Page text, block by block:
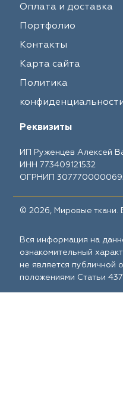
Оплата и доставка
Портфолио
Контакты
Карта сайта
Политика
Реквизиты
ИП Руженцев Алексей
ИНН 773409121532
ОГРНИП
© 2026, Мировые ткани.
Вся информация на
ознакомительный
не является публичной
положениями Статьи